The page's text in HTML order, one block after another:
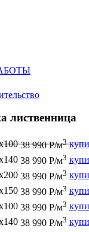
лиственница
38 990 Р/м3
38 990 Р/м3
38 990 Р/м3
38 990 Р/м3
38 990 Р/м3
38 990 Р/м3